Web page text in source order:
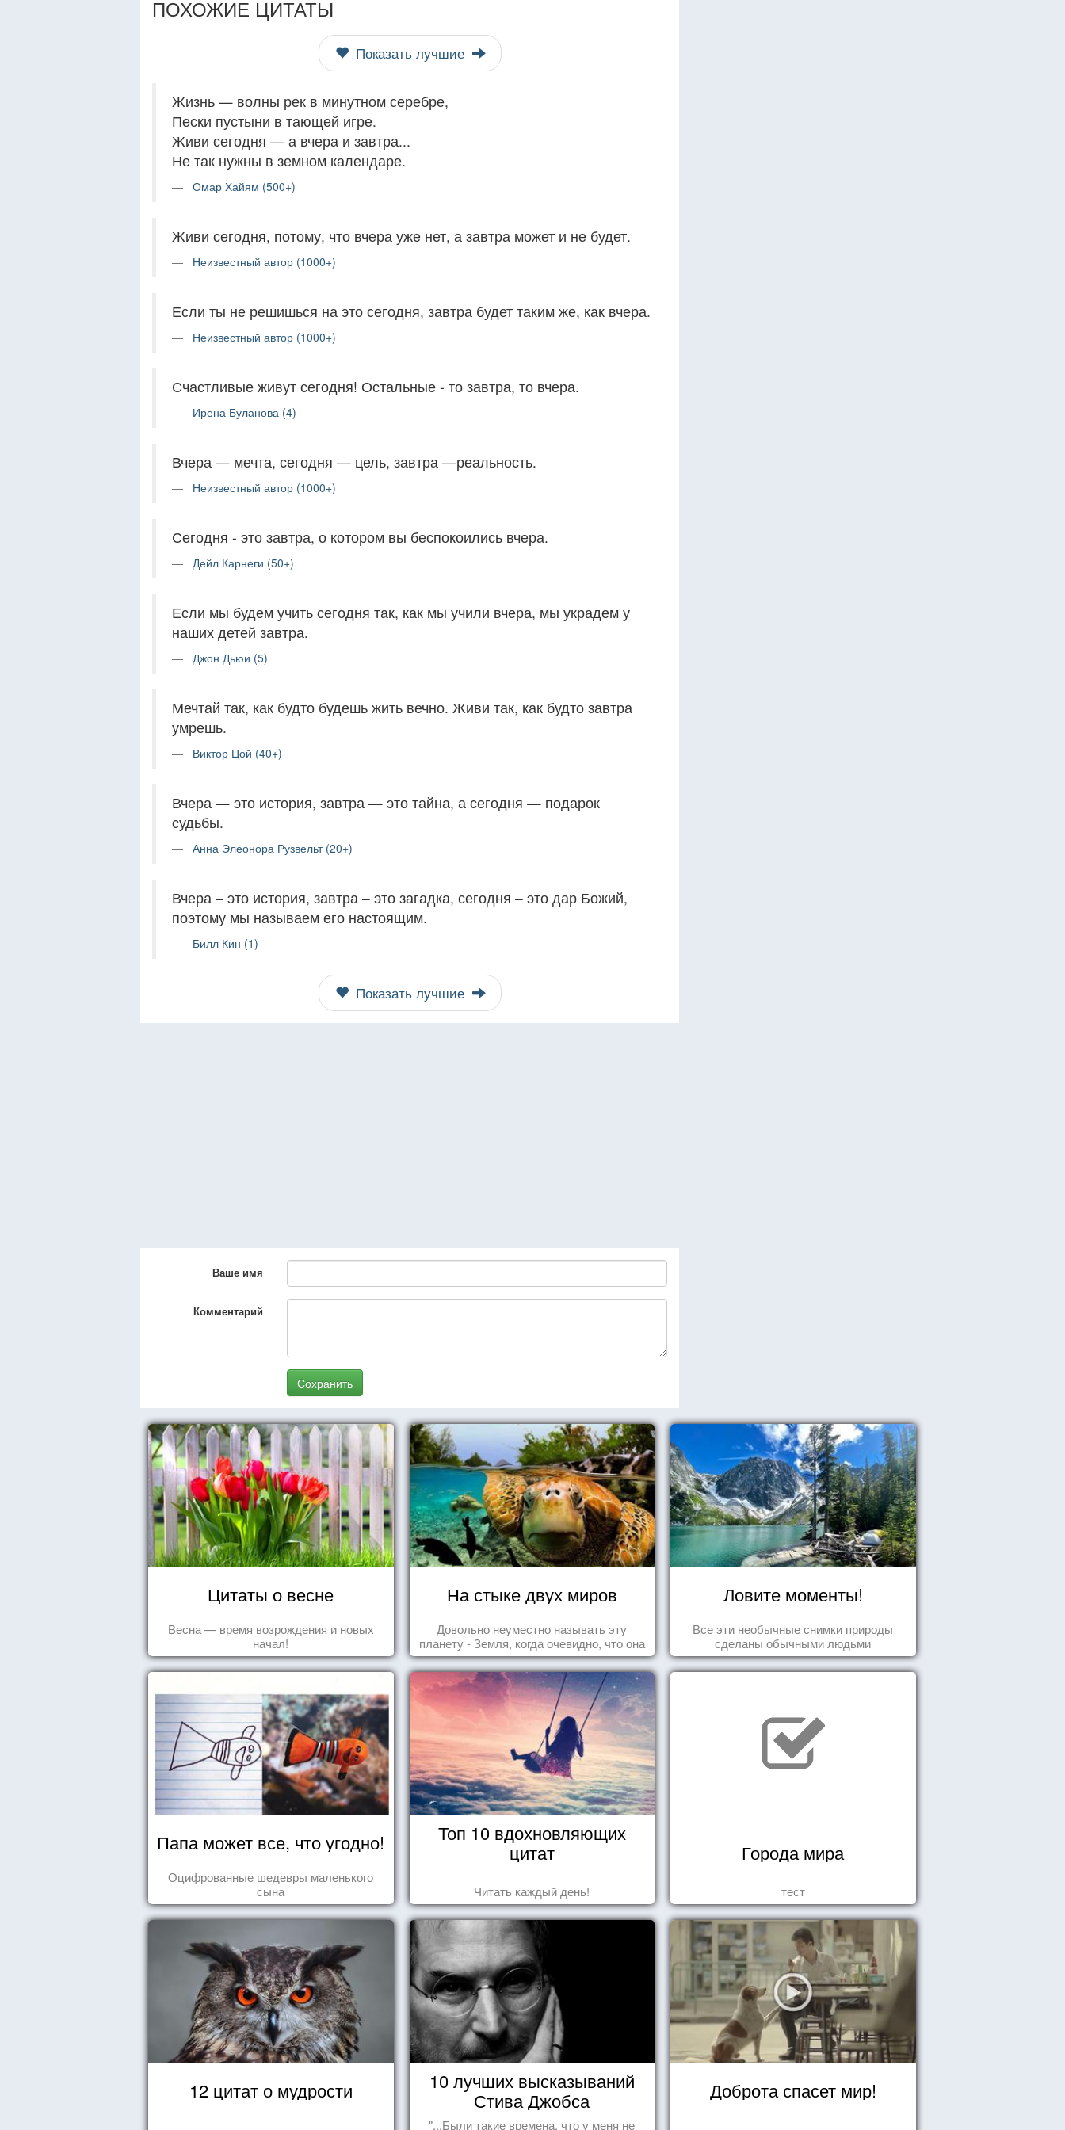
ПОХОЖИЕ ЦИТАТЫ
Показать лучшие
Жизнь — волны рек в минутном серебре,
Пески пустыни в тающей игре.
Живи сегодня — а вчера и завтра...
Не так нужны в земном календаре.
Омар Хайям (500+)
Живи сегодня, потому, что вчера уже нет, а завтра может и не будет.
Неизвестный автор (1000+)
Если ты не решишься на это сегодня, завтра будет таким же, как вчера.
Неизвестный автор (1000+)
Счастливые живут сегодня! Остальные - то завтра, то вчера.
Ирена Буланова (4)
Вчера — мечта, сегодня — цель, завтра —реальность.
Неизвестный автор (1000+)
Сегодня - это завтра, о котором вы беспокоились вчера.
Дейл Карнеги (50+)
Если мы будем учить сегодня так, как мы учили вчера, мы украдем у
наших детей завтра.
Джон Дьюи (5)
Мечтай так, как будто будешь жить вечно. Живи так, как будто завтра
умрешь.
Виктор Цой (40+)
Вчера — это история, завтра — это тайна, а сегодня — подарок
судьбы.
Анна Элеонора Рузвельт (20+)
Вчера – это история, завтра – это загадка, сегодня – это дар Божий,
поэтому мы называем его настоящим.
Билл Кин (1)
Показать лучшие
Ваше имя
Комментарий
Сохранить
Цитаты о весне
Весна — время возрождения и новых
начал!
На стыке двух миров
Довольно неуместно называть эту
планету - Земля, когда очевидно, что она
- Океан.
Ловите моменты!
Все эти необычные снимки природы
сделаны обычными людьми
Папа может все, что угодно!
Оцифрованные шедевры маленького
сына
Топ 10 вдохновляющих
цитат
Читать каждый день!
Города мира
тест
12 цитат о мудрости
10 лучших высказываний
Стива Джобса
"...Были такие времена, что у меня не
Доброта спасет мир!